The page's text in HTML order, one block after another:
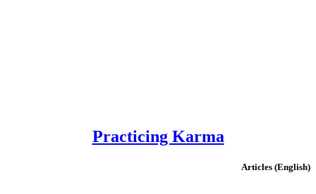
Practicing Karma
(English) Articles